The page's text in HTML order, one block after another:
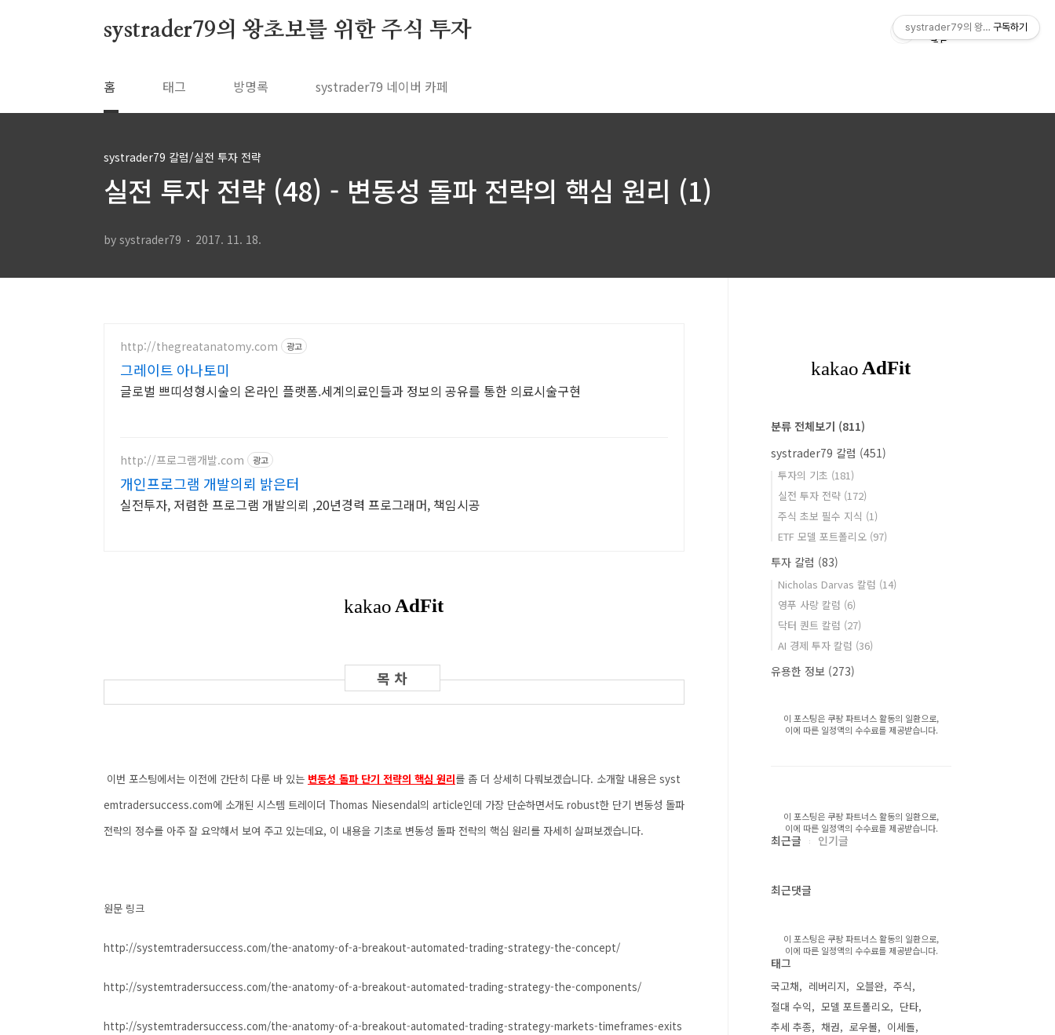
systrader79의 왕초보를 위한 주식 투자
홈 태그 방명록 systrader79 네이버 카페
systrader79 칼럼/실전 투자 전략
실전 투자 전략 (48) - 변동성 돌파 전략의 핵심 원리 (1)
by systrader79 2017. 11. 18.
http://thegreatanatomy.com 광고
그레이트 아나토미
글로벌 쁘띠성형시술의 온라인 플랫폼.세계의료인들과 정보의 공유를 통한 의료시술구현
http://프로그램개발.com 광고
개인프로그램 개발의뢰 밝은터
실전투자, 저렴한 프로그램 개발의뢰 ,20년경력 프로그래머, 책임시공
이번 포스팅에서는 이전에 간단히 다룬 바 있는 변동성 돌파 단기 전략의 핵심 원리를 좀 더 상세히 다뤄보겠습니다. 소개할 내용은 syst
emtradersuccess.com에 소개된 시스템 트레이더 Thomas Niesendal의 article인데 가장 단순하면서도 robust한 단기 변동성 돌파
전략의 정수를 아주 잘 요약해서 보여 주고 있는데요, 이 내용을 기초로 변동성 돌파 전략의 핵심 원리를 자세히 살펴보겠습니다.
원문 링크
http://systemtradersuccess.com/the-anatomy-of-a-breakout-automated-trading-strategy-the-concept/
http://systemtradersuccess.com/the-anatomy-of-a-breakout-automated-trading-strategy-the-components/
http://systemtradersuccess.com/the-anatomy-of-a-breakout-automated-trading-strategy-markets-timeframes-exits
분류 전체보기 (811)
systrader79 칼럼 (451)
투자의 기초 (181)
실전 투자 전략 (172)
주식 초보 필수 지식 (1)
ETF 모델 포트폴리오 (97)
투자 칼럼 (83)
Nicholas Darvas 칼럼 (14)
영푸 사랑 칼럼 (6)
닥터 퀀트 칼럼 (27)
AI 경제 투자 칼럼 (36)
유용한 정보 (273)
이 포스팅은 쿠팡 파트너스 활동의 일환으로,
이에 따른 일정액의 수수료를 제공받습니다.
이 포스팅은 쿠팡 파트너스 활동의 일환으로,
이에 따른 일정액의 수수료를 제공받습니다.
최근글 인기글
최근댓글
이 포스팅은 쿠팡 파트너스 활동의 일환으로,
이에 따른 일정액의 수수료를 제공받습니다.
태그
국고채 레버리지 오블완
주식
절대 수익
모델 포트폴리오
단타
추세 추종
채권 로우볼
이세돌
systrader79의 왕초보를 위한 주식
구독하기